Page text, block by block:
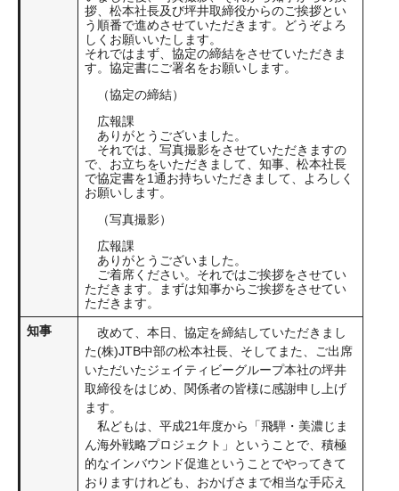
拶、松本社長及び坪井取締役からのご挨拶とい
う順番で進めさせていただきます。どうぞよろ
しくお願いいたします。
それではまず、協定の締結をさせていただきま
す。協定書にご署名をお願いします。
（協定の締結）
広報課
ありがとうございました。
それでは、写真撮影をさせていただきますの
で、お立ちをいただきまして、知事、松本社長
で協定書を1通お持ちいただきまして、よろしく
お願いします。
（写真撮影）
広報課
ありがとうございました。
ご着席ください。それではご挨拶をさせてい
ただきます。まずは知事からご挨拶をさせてい
ただきます。
知事
改めて、本日、協定を締結していただきまし
た(株)JTB中部の松本社長、そしてまた、ご出席
いただいたジェイティビーグループ本社の坪井
取締役をはじめ、関係者の皆様に感謝申し上げ
ます。
私どもは、平成21年度から「飛騨・美濃じま
ん海外戦略プロジェクト」ということで、積極
的なインバウンド促進ということでやってきて
おりますけれども、おかげさまで相当な手応え